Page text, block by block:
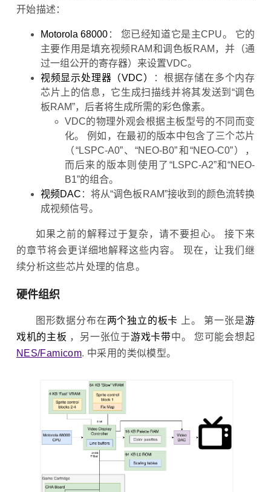
开始描述：
Motorola 68000 ： 您已经知道它是主CPU。 它的
主要作用是填充视频RAM和调色板RAM，并（通
过一组公开的寄存器）来设置VDC。
视频显示处理器（VDC）
：根据存储在多个内存
芯片上的信息，它生成扫描线并将其发送到“调色
板RAM”，后者将生成所需的彩色像素。
VDC的物理外观会根据主板型号的不同而变
化。 例如，在最初的版本中包含了三个芯片
（“LSPC-A0”、“NEO-B0”和“NEO-C0”），
而后来的版本则使用了“LSPC-A2”和“NEO-
B1”的组合。
视频DAC ：将从“调色板RAM”接收到的颜色流转换
成视频信号。
如果之前的解释过于复杂，请不要担心。 接下来
的章节将会更详细地解释这些内容。 现在，让我们继
续分析这些芯片处理的信息。
硬件组织
图形数据分布在两个独立的板卡 上。 第一张是游
戏机的主板 ，另一张位于游戏卡带中。 您可能会想起
NES/Famicom. 中采用的类似模型。